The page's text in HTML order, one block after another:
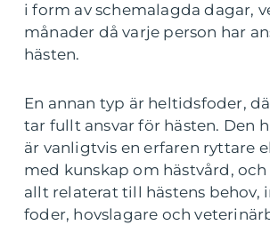
i form av schemalagda dagar,
månader då varje person har
hästen.
En annan typ är heltidsfoder,
tar fullt ansvar för hästen. Den
är vanligtvis en erfaren ryttare
med kunskap om hästvård,
allt relaterat till hästens behov,
foder, hovslagare och